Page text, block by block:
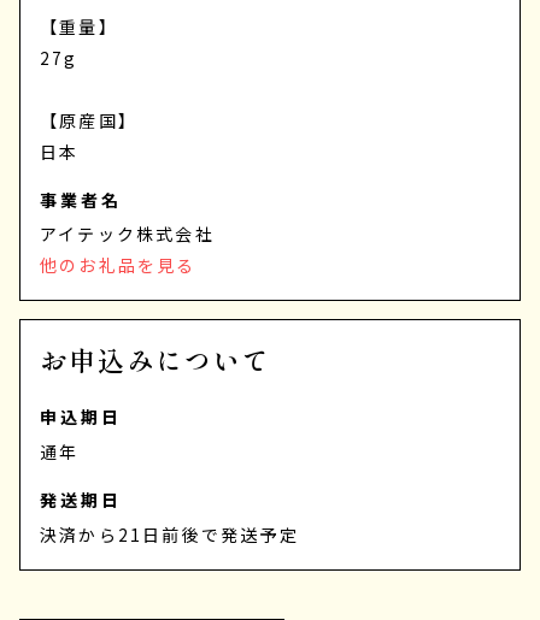
【重量】
27g
【原産国】
日本
事業者名
アイテック株式会社
他のお礼品を見る
お申込みについて
申込期日
通年
発送期日
決済から21日前後で発送予定